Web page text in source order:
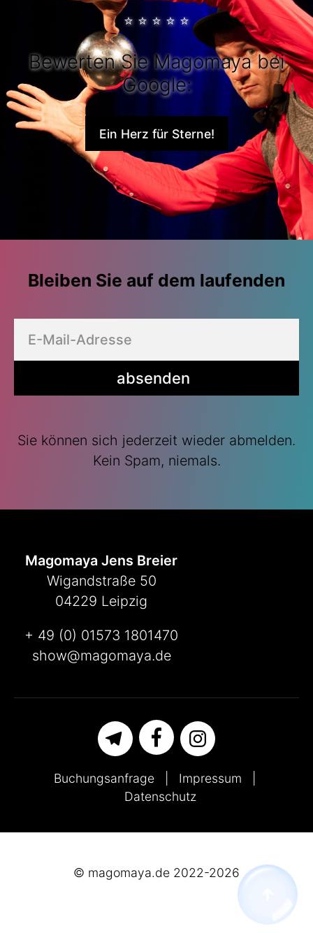
⭐ ⭐ ⭐ ⭐ ⭐
Bewerten Sie Magomaya bei
Google:
Ein Herz für Sterne!
Bleiben Sie auf dem laufenden
absenden
Sie können sich jederzeit wieder abmelden.
Kein Spam, niemals.
Magomaya Jens Breier
Wigandstraße 50
04229 Leipzig
+ 49 (0) 01573 1801470
show@magomaya.de
Buchungsanfrage
Impressum
Datenschutz
© magomaya.de 2022-2026